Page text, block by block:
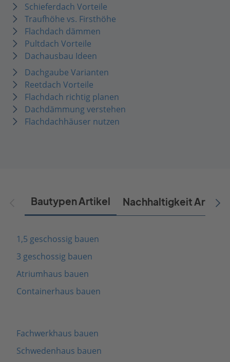
Schieferdach Vorteile
Traufhöhe vs. Firsthöhe
Flachdach dämmen
Pultdach Vorteile
Dachausbau Ideen
Dachgaube Varianten
Reetdach Vorteile
Flachdach richtig planen
Dachdämmung verstehen
Flachdachhäuser nutzen
Bautypen Artikel Nachhaltigkeit Artikel
1,5 geschossig bauen
3 geschossig bauen
Atriumhaus bauen
Containerhaus bauen
Fachwerkhaus bauen
Schwedenhaus bauen